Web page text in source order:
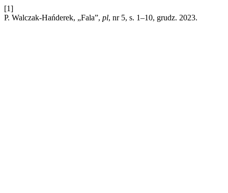
[1]
P. Walczak-Hańderek, „Fala”, pl, nr 5, s. 1–10, grudz. 2023.